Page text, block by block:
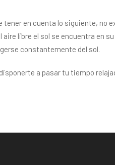
en cuenta lo siguiente, no
libre el sol se encuentra en
constantemente del sol.
a pasar tu tiempo